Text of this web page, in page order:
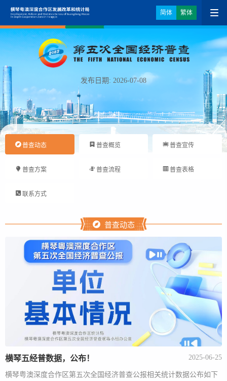
简体 繁体
发布日期: 2026-07-08
普查动态 普查概览 普查宣传
普查方案 普查流程 普查表格
联系方式
普查动态
横琴五经普数据，公布！ 2025-06-25
横琴粤澳深度合作区第五次全国经济普查公报相关统计数据公布如下